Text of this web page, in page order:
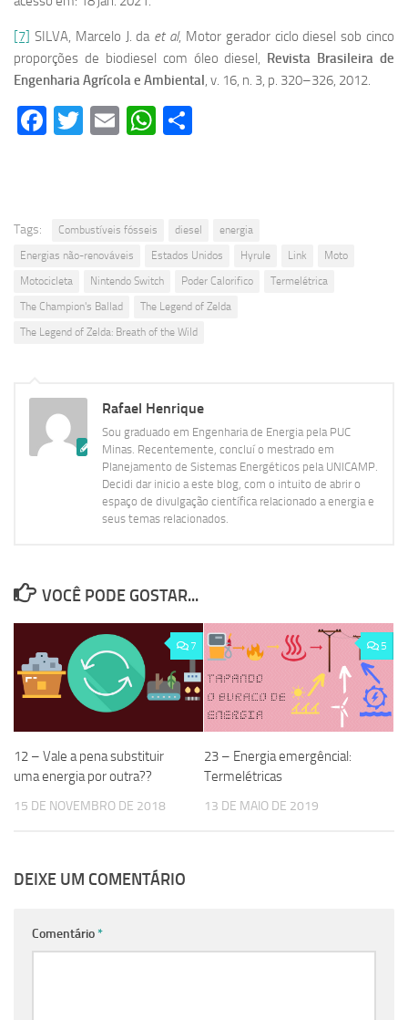
[7] SILVA, Marcelo J. da et al, Motor gerador ciclo diesel sob cinco
proporções de biodiesel com óleo diesel,
Revista Brasileira de
Engenharia Agrícola e Ambiental , v. 16, n. 3, p. 320–326, 2012.
Facebook
Twitter
EmailWhatsApp
Tags: Combustíveis fósseis diesel
energia
Energias não-renováveis
Estados Unidos Hyrule Link
Moto
Motocicleta
Nintendo Switch Poder Calorifico
Termelétrica
The Champion's Ballad
The Legend of Zelda
The Legend of Zelda: Breath of the Wild
Rafael Henrique
Sou graduado em Engenharia de Energia pela PUC
Minas. Recentemente, concluí o mestrado em
Planejamento de Sistemas Energéticos pela UNICAMP.
Decidi dar inicio a este blog, com o intuito de abrir o
espaço de divulgação científica relacionado a energia e
seus temas relacionados.
VOCÊ PODE GOSTAR...
7
12 – Vale a pena substituir
uma energia por outra??
15 DE NOVEMBRO DE 2018
5
23 – Energia emergêncial:
Termelétricas
13 DE MAIO DE 2019
DEIXE UM COMENTÁRIO
Comentário*